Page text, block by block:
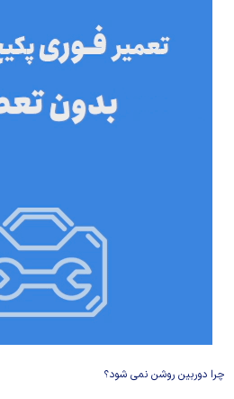
چرا دوربین روشن نمی شود؟